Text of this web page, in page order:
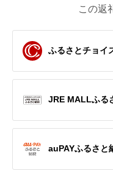
この返
ふるさとチョイ
JRE MALLふる
auPAYふるさと